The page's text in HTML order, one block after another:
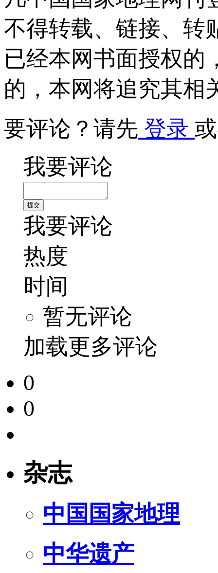
不得转载、链接、转
已经本网书面授权的
的，本网将追究其相
要评论？请先 登录
我要评论
我要评论
热度
时间
暂无评论
加载更多评论
0
0
杂志
中国国家地理
中华遗产